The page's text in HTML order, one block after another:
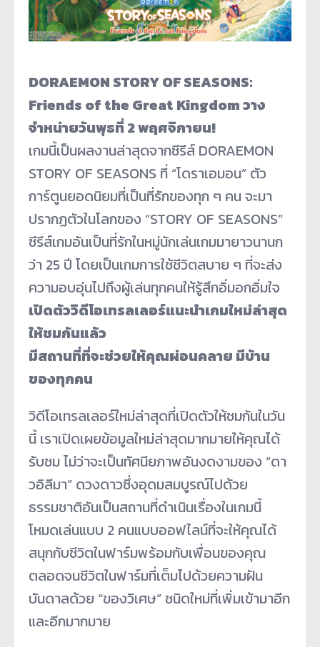
DORAEMON STORY OF SEASONS:
Friends of the Great Kingdom วาง
จำหน่ายวันพุธที่ 2 พฤศจิกายน!
เกมนี้เป็นผลงานล่าสุดจากซีรีส์ DORAEMON
STORY OF SEASONS ที่ “โดราเอมอน” ตัว
การ์ตูนยอดนิยมที่เป็นที่รักของทุก ๆ คน จะมา
ปรากฏตัวในโลกของ “STORY OF SEASONS”
ซีรีส์เกมอันเป็นที่รักในหมู่นักเล่นเกมมายาวนานก
ว่า 25 ปี โดยเป็นเกมการใช้ชีวิตสบาย ๆ ที่จะส่ง
ความอบอุ่นไปถึงผู้เล่นทุกคนให้รู้สึกอิ่มอกอิ่มใจ
เปิดตัววิดีโอเทรลเลอร์แนะนำเกมใหม่ล่าสุด
ให้ชมกันแล้ว
มีสถานที่ที่จะช่วยให้คุณผ่อนคลาย มีบ้าน
ของทุกคน
วิดีโอเทรลเลอร์ใหม่ล่าสุดที่เปิดตัวให้ชมกันในวัน
นี้ เราเปิดเผยข้อมูลใหม่ล่าสุดมากมายให้คุณได้
รับชม ไม่ว่าจะเป็นทัศนียภาพอันงดงามของ “ดา
วอิลีมา” ดวงดาวซึ่งอุดมสมบูรณ์ไปด้วย
ธรรมชาติอันเป็นสถานที่ดำเนินเรื่องในเกมนี้
โหมดเล่นแบบ 2 คนแบบออฟไลน์ที่จะให้คุณได้
สนุกกับชีวิตในฟาร์มพร้อมกับเพื่อนของคุณ
ตลอดจนชีวิตในฟาร์มที่เต็มไปด้วยความฝัน
บันดาลด้วย “ของวิเศษ” ชนิดใหม่ที่เพิ่มเข้ามาอีก
และอีกมากมาย